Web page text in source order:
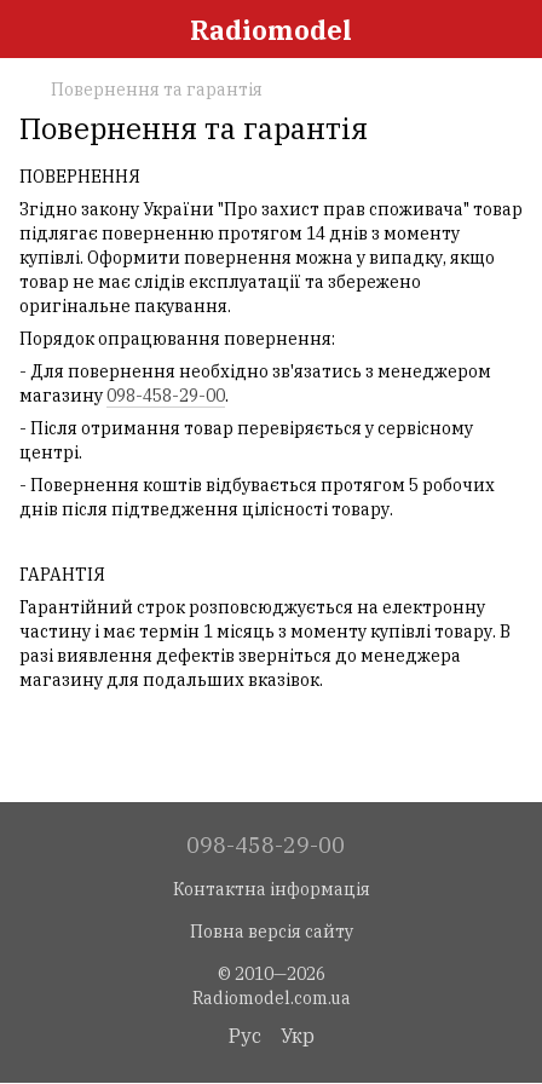
Radiomodel
Повернення та гарантія
Повернення та гарантія
ПОВЕРНЕННЯ
Згідно закону України "Про захист прав споживача" товар
підлягає поверненню протягом 14 днів з моменту
купівлі. Оформити повернення можна у випадку, якщо
товар не має слідів експлуатації та збережено
оригінальне пакування.
Порядок опрацювання повернення:
- Для повернення необхідно зв'язатись з менеджером
магазину098-458-29-00.
- Після отримання товар перевіряється у сервісному
центрі.
- Повернення коштів відбувається протягом 5 робочих
днів після підтведження цілісності товару.
ГАРАНТІЯ
Гарантійний строк розповсюджується на електронну
частину і має термін 1 місяць з моменту купівлі товару. В
разі виявлення дефектів зверніться до менеджера
магазину для подальших вказівок.
098-458-29-00
Контактна інформація
Повна версія сайту
© 2010—2026
Radiomodel.com.ua
Рус Укр